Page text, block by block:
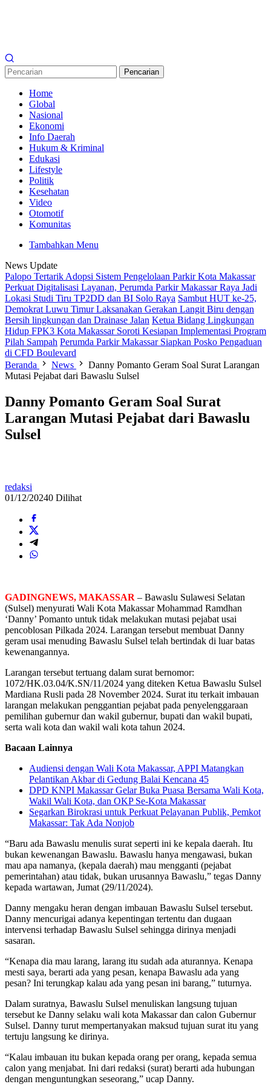
Pencarian
Home
Global
Nasional
Ekonomi
Info Daerah
Hukum & Kriminal
Edukasi
Lifestyle
Politik
Kesehatan
Video
Otomotif
Komunitas
Tambahkan Menu
News Update
Palopo Tertarik Adopsi Sistem Pengelolaan Parkir Kota Makassar
Perkuat Digitalisasi Layanan, Perumda Parkir Makassar Raya Jadi
Lokasi Studi Tiru TP2DD dan BI Solo Raya Sambut HUT ke-25,
Demokrat Luwu Timur Laksanakan Gerakan Langit Biru dengan
Bersih lingkungan dan Drainase Jalan Ketua Bidang Lingkungan
Hidup FPK3 Kota Makassar Soroti Kesiapan Implementasi Program
Pilah Sampah Perumda Parkir Makassar Siapkan Posko Pengaduan
di CFD Boulevard
Beranda
News
Danny Pomanto Geram Soal Surat Larangan
Mutasi Pejabat dari Bawaslu Sulsel
Danny Pomanto Geram Soal Surat
Larangan Mutasi Pejabat dari Bawaslu
Sulsel
redaksi
01/12/20240 Dilihat
GADINGNEWS, MAKASSAR – Bawaslu Sulawesi Selatan
(Sulsel) menyurati Wali Kota Makassar Mohammad Ramdhan
‘Danny’ Pomanto untuk tidak melakukan mutasi pejabat usai
pencoblosan Pilkada 2024. Larangan tersebut membuat Danny
geram usai menuding Bawaslu Sulsel telah bertindak di luar batas
kewenangannya.
Larangan tersebut tertuang dalam surat bernomor:
1072/HK.03.04/K.SN/11/2024 yang diteken Ketua Bawaslu Sulsel
Mardiana Rusli pada 28 November 2024. Surat itu terkait imbauan
larangan melakukan penggantian pejabat pada penyelenggaraan
pemilihan gubernur dan wakil gubernur, bupati dan wakil bupati,
serta wali kota dan wakil wali kota tahun 2024.
Bacaan Lainnya
Audiensi dengan Wali Kota Makassar, APPI Matangkan
Pelantikan Akbar di Gedung Balai Kencana 45
DPD KNPI Makassar Gelar Buka Puasa Bersama Wali Kota,
Wakil Wali Kota, dan OKP Se-Kota Makassar
Segarkan Birokrasi untuk Perkuat Pelayanan Publik, Pemkot
Makassar: Tak Ada Nonjob
“Baru ada Bawaslu menulis surat seperti ini ke kepala daerah. Itu
bukan kewenangan Bawaslu. Bawaslu hanya mengawasi, bukan
mau apa namanya, (kepala daerah) mau mengganti (pejabat
pemerintahan) atau tidak, bukan urusannya Bawaslu,” tegas Danny
kepada wartawan, Jumat (29/11/2024).
Danny mengaku heran dengan imbauan Bawaslu Sulsel tersebut.
Danny mencurigai adanya kepentingan tertentu dan dugaan
intervensi terhadap Bawaslu Sulsel sehingga dirinya menjadi
sasaran.
“Kenapa dia mau larang, larang itu sudah ada aturannya. Kenapa
mesti saya, berarti ada yang pesan, kenapa Bawaslu ada yang
pesan? Ini terungkap kalau ada yang pesan ini barang,” tuturnya.
Dalam suratnya, Bawaslu Sulsel menuliskan langsung tujuan
tersebut ke Danny selaku wali kota Makassar dan calon Gubernur
Sulsel. Danny turut mempertanyakan maksud tujuan surat itu yang
tertuju langsung ke dirinya.
“Kalau imbauan itu bukan kepada orang per orang, kepada semua
calon yang menjabat. Ini dari redaksi (surat) berarti ada hubungan
dengan menguntungkan seseorang,” ucap Danny.